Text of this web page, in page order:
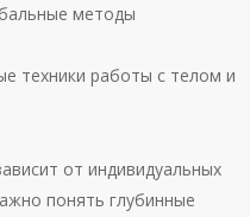
методы
техники работы с телом и
от индивидуальных
понять глубинные